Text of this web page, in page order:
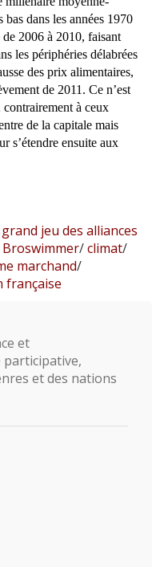
bas dans les années 1970
2006 à 2010, faisant
les périphéries délabrées
des prix alimentaires,
de 2011. Ce n’est
contrairement à ceux
de la capitale mais
s’étendre ensuite aux
jeu des alliances
Broswimmer/climat/
marchand/
française
et
et des nations